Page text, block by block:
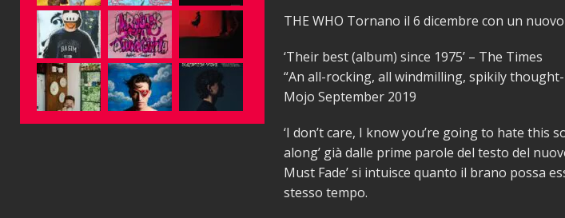
THE WHO Tornano il 6 dicembre con un nuovo
‘Their best (album) since 1975’ – The Times
“An all-rocking, all windmilling, spikily
Mojo September 2019
‘I don’t care, I know you’re going to hate this
along’ già dalle prime parole del testo del
Must Fade’ si intuisce quanto il brano possa
stesso tempo.